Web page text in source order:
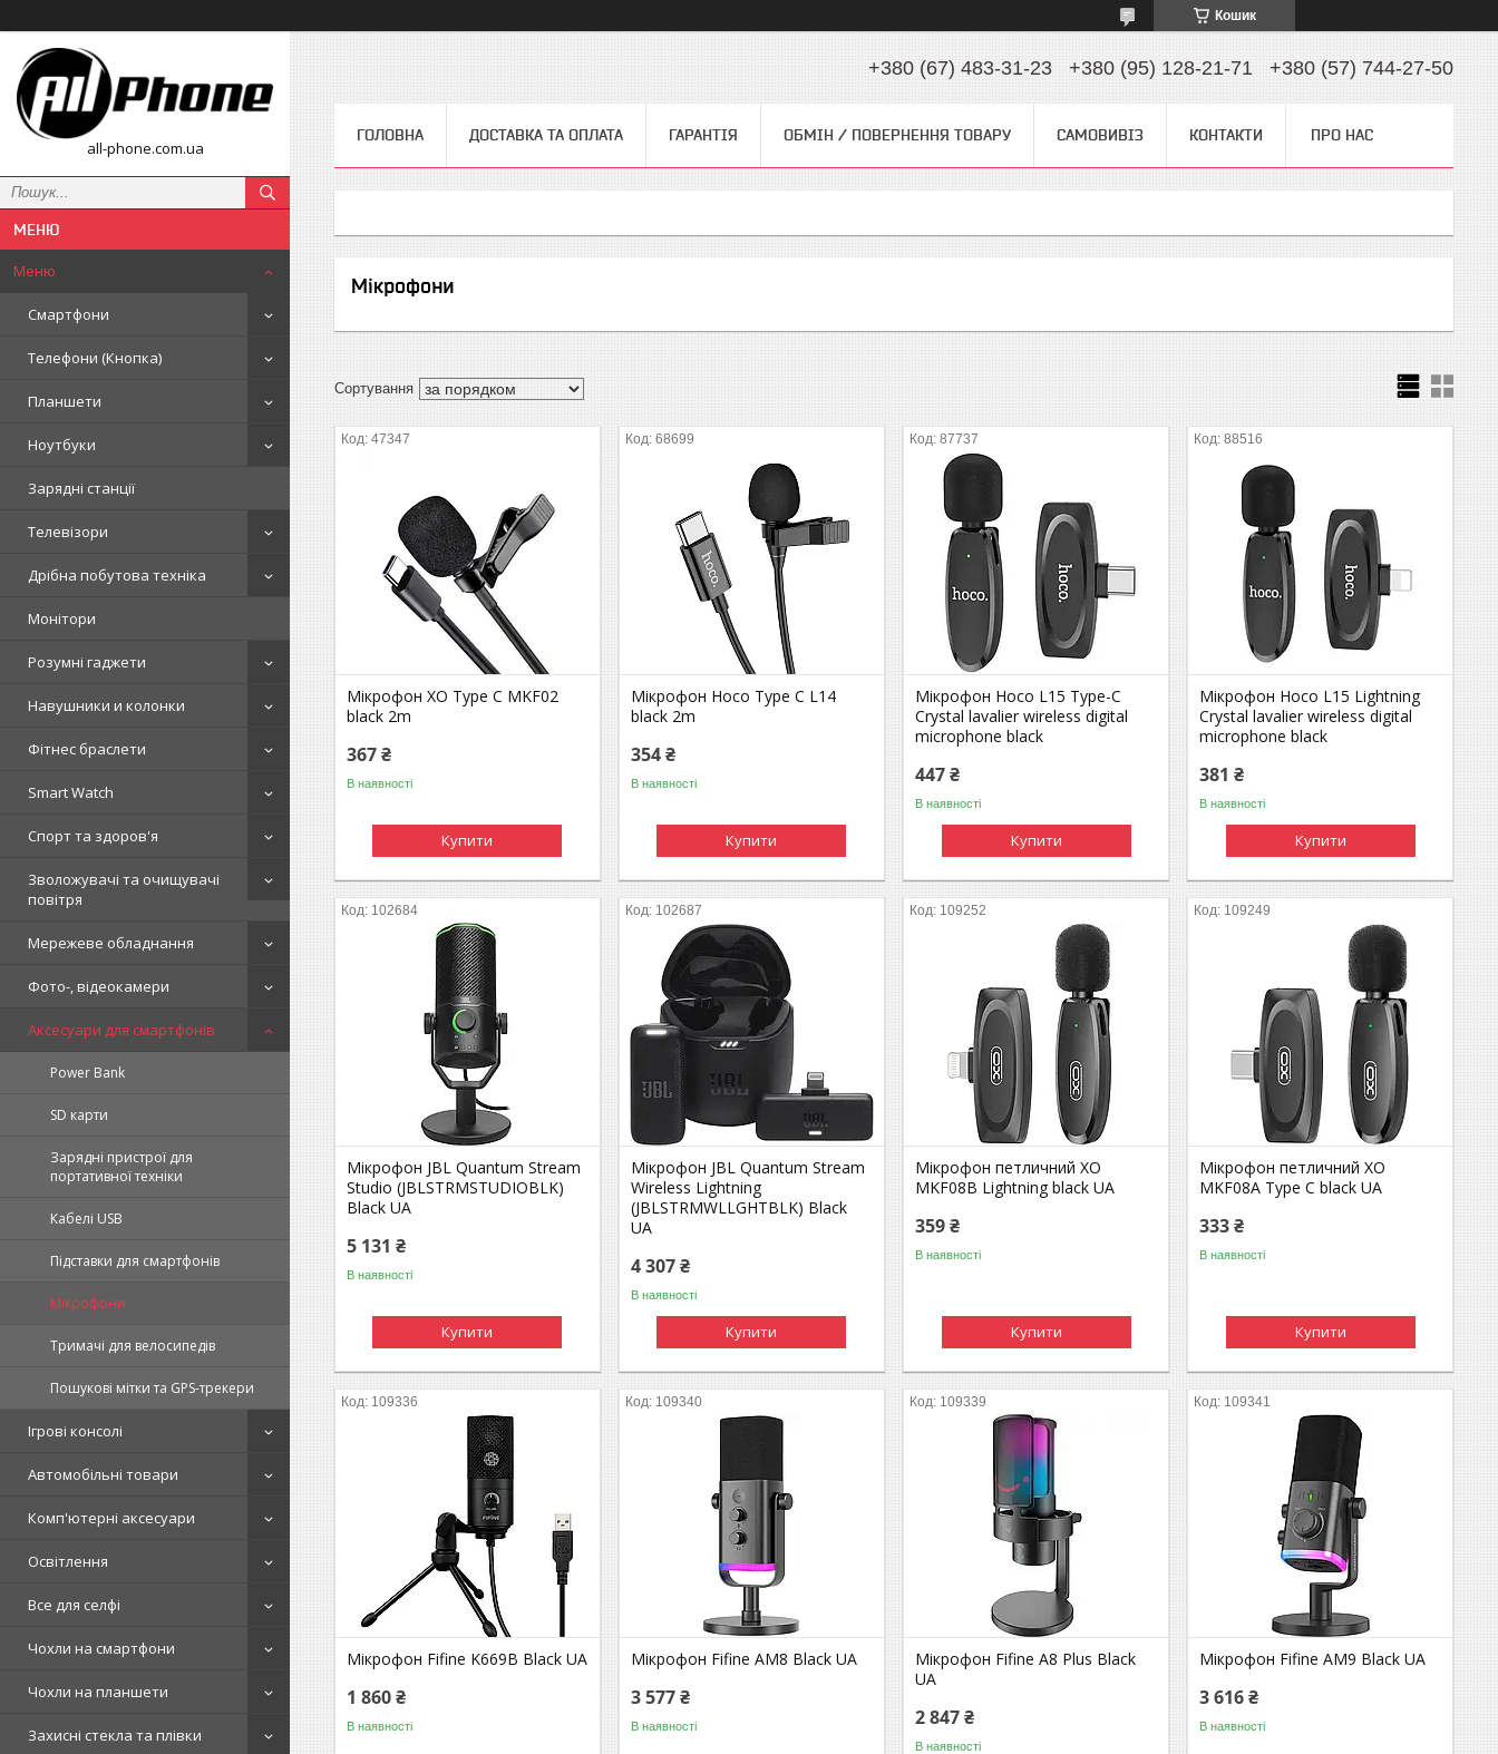
Кошик
all-phone.com.ua
Меню
Смартфони
Телефони (Кнопка)
Планшети
Ноутбуки
Зарядні станції
Телевізори
Дрібна побутова техніка
Монітори
Розумні гаджети
Навушники и колонки
Фітнес браслети
Smart Watch
Спорт та здоров'я
Зволожувачі та очищувачі
повітря
Мережеве обладнання
Фото-, відеокамери
Аксесуари для смартфонів
Power Bank
SD карти
Зарядні пристрої для
портативної техніки
Кабелі USB
Підставки для смартфонів
Мікрофони
Тримачі для велосипедів
Пошукові мітки та GPS-трекери
Ігрові консолі
Автомобільні товари
Комп'ютерні аксесуари
Освітлення
Все для селфі
Чохли на смартфони
Чохли на планшети
Захисні стекла та плівки
+380 (67) 483-31-23 +380 (95) 128-21-71 +380 (57) 744-27-50
ГОЛОВНА ДОСТАВКА ТА ОПЛАТА ГАРАНТІЯ ОБМІН / ПОВЕРНЕННЯ ТОВАРУ САМОВИВІЗ КОНТАКТИ ПРО НАС
Мікрофони
47347
Мікрофон XO Type C MKF02
black 2m
367 ₴
В наявності
Купити
68699
Мікрофон Hoco Type C L14
black 2m
354 ₴
В наявності
Купити
87737
Мікрофон Hoco L15 Type-C
Crystal lavalier wireless digital
microphone black
447 ₴
В наявності
Купити
88516
Мікрофон Hoco L15 Lightning
Crystal lavalier wireless digital
microphone black
381 ₴
В наявності
Купити
102684
Мікрофон JBL Quantum Stream
Studio (JBLSTRMSTUDIOBLK)
Black UA
5 131 ₴
В наявності
Купити
102687
Мікрофон JBL Quantum Stream
Wireless Lightning
(JBLSTRMWLLGHTBLK) Black
UA
4 307 ₴
В наявності
Купити
109252
Мікрофон петличний XO
MKF08B Lightning black UA
359 ₴
В наявності
Купити
109249
Мікрофон петличний XO
MKF08A Type C black UA
333 ₴
В наявності
Купити
109336
Мікрофон Fifine K669B Black UA
1 860 ₴
В наявності
109340
Мікрофон Fifine AM8 Black UA
3 577 ₴
В наявності
109339
Мікрофон Fifine A8 Plus Black
UA
2 847 ₴
В наявності
109341
Мікрофон Fifine AM9 Black UA
3 616 ₴
В наявності